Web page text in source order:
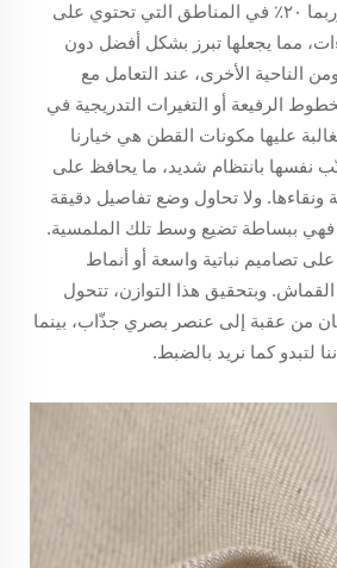
بنسبة تتراوح بين ١٥٪ وربما ٢٠٪ في المناطق التي تحتوي على
مما يجعلها تبرز بشكل أفضل دون
الناحية الأخرى، عند التعامل مع
الرفيعة أو التغيرات التدريجية في
عليها مكونات القطن هي خيارنا
نفسها بانتظام شديد، ما يحافظ على
ونقاءها. ولا تحاول وضع تفاصيل دقيقة
فهي ببساطة تضيع وسط تلك الملمسية.
تصاميم نباتية واسعة أو أنماط
وبتحقيق هذا التوازن، تتحول
من عقبة إلى عنصر بصري جذّاب، بينما
لتبدو كما نريد بالضبط.